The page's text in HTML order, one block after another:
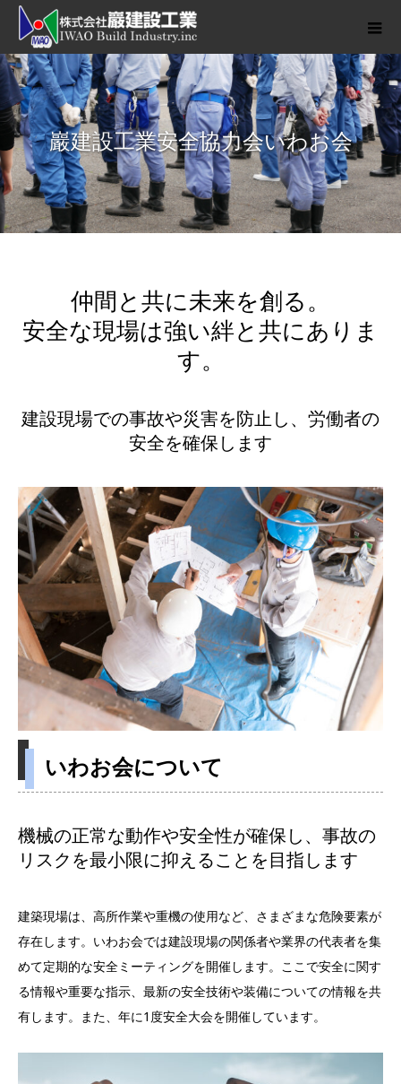
巖建設工業安全協力会いわお会
仲間と共に未来を創る。
安全な現場は強い絆と共にありま
す。
建設現場での事故や災害を防止し、労働者の
安全を確保します
いわお会について
機械の正常な動作や安全性が確保し、事故の
リスクを最小限に抑えることを目指します
建築現場は、高所作業や重機の使用など、さまざまな危険要素が
存在します。いわお会では建設現場の関係者や業界の代表者を集
めて定期的な安全ミーティングを開催します。ここで安全に関す
る情報や重要な指示、最新の安全技術や装備についての情報を共
有します。また、年に1度安全大会を開催しています。